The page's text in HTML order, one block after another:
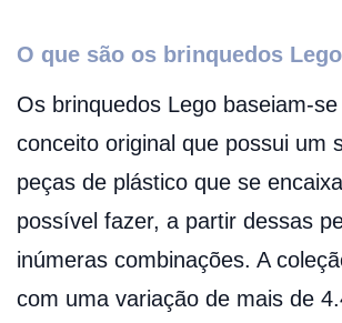
O que são os brinquedos
Os brinquedos Lego baseiam-
conceito original que possui um
peças de plástico que se
possível fazer, a partir dessas
inúmeras combinações. A
com uma variação de mais de